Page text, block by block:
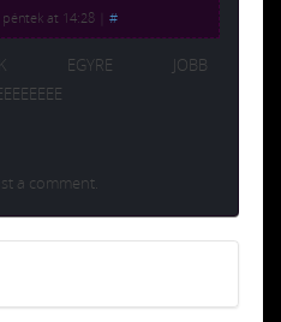
péntek at 14:28 #
EGYRE JOBB
a comment.